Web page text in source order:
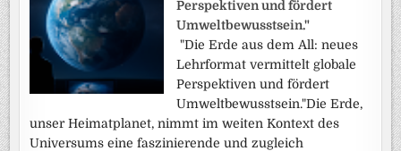
Perspektiven und fördert
Umweltbewusstsein."
"Die Erde aus dem All: neues
Lehrformat vermittelt globale
Perspektiven und fördert
Umweltbewusstsein."Die Erde,
unser Heimatplanet, nimmt im weiten Kontext des
Universums eine faszinierende und zugleich